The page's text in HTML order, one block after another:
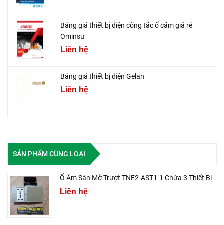
Bảng giá thiết bị điện công tắc ổ cắm giá rẻ
Ominsu
Liên hệ
Bảng giá thiết bị điện Gelan
Liên hệ
SẢN PHẨM CÙNG LOẠI
Ổ Âm Sàn Mở Trượt TNE2-AST1-1 Chứa 3 Thiết Bị
Liên hệ